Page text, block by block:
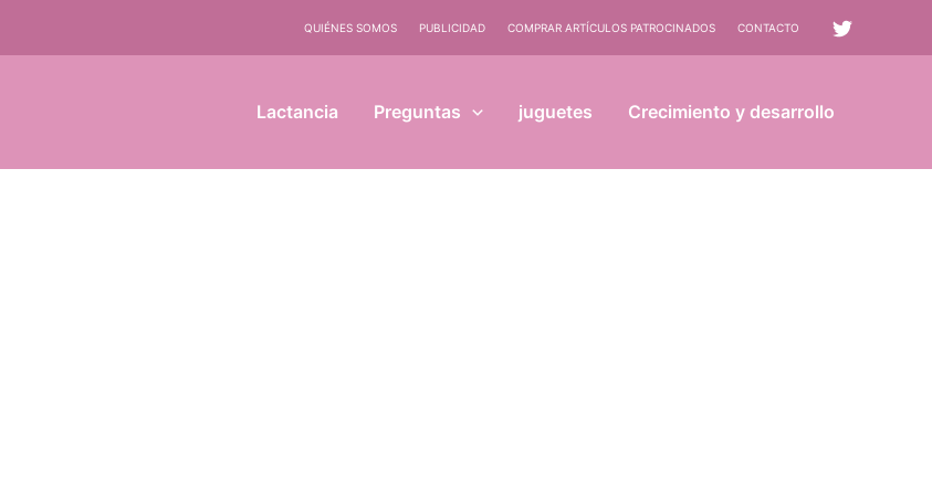
QUIÉNES SOMOS PUBLICIDAD COMPRAR ARTÍCULOS PATROCINADOS CONTACTO
Lactancia Preguntas juguetes Crecimiento y desarrollo